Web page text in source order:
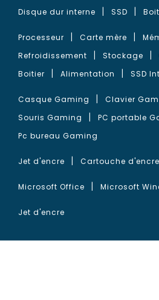
Disque dur interne
SSD
Processeur Carte mère
Refroidissement
Stockage
Boitier
Alimentation SSD
Casque Gaming
Clavier
Souris Gaming
PC portable
Pc bureau Gaming
Jet d'encre Cartouche d'encre
Microsoft Office Microsoft
Jet d'encre